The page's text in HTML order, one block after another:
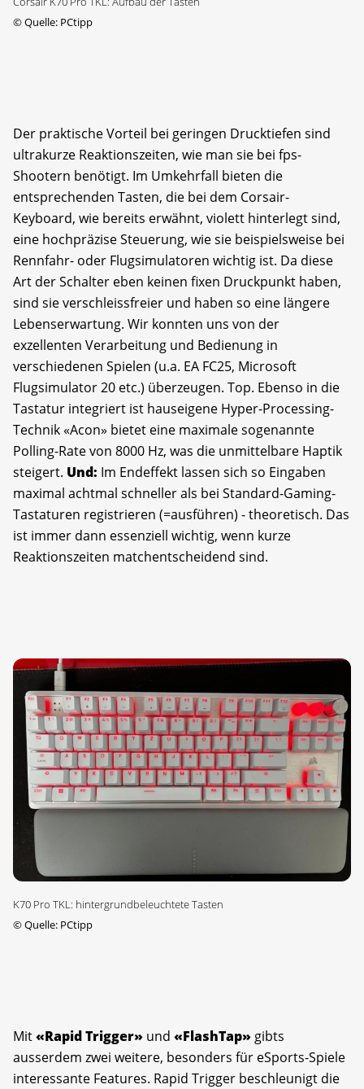
©Quelle: PCtipp
Der praktische Vorteil bei geringen Drucktiefen sind
ultrakurze Reaktionszeiten, wie man sie bei fps-
Shootern benötigt. Im Umkehrfall bieten die
entsprechenden Tasten, die bei dem Corsair-
Keyboard, wie bereits erwähnt, violett hinterlegt sind,
eine hochpräzise Steuerung, wie sie beispielsweise bei
Rennfahr- oder Flugsimulatoren wichtig ist. Da diese
Art der Schalter eben keinen fixen Druckpunkt haben,
sind sie verschleissfreier und haben so eine längere
Lebenserwartung. Wir konnten uns von der
exzellenten Verarbeitung und Bedienung in
verschiedenen Spielen (u.a. EA FC25, Microsoft
Flugsimulator 20 etc.) überzeugen. Top. Ebenso in die
Tastatur integriert ist hauseigene Hyper-Processing-
Technik «Acon» bietet eine maximale sogenannte
Polling-Rate von 8000 Hz, was die unmittelbare Haptik
steigert. Und: Im Endeffekt lassen sich so Eingaben
maximal achtmal schneller als bei Standard-Gaming-
Tastaturen registrieren (=ausführen) - theoretisch. Das
ist immer dann essenziell wichtig, wenn kurze
Reaktionszeiten matchentscheidend sind.
K70 Pro TKL: hintergrundbeleuchtete Tasten
©Quelle: PCtipp
Mit«Rapid Trigger» und «FlashTap» gibts
ausserdem zwei weitere, besonders für eSports-Spiele
interessante Features. Rapid Trigger beschleunigt die